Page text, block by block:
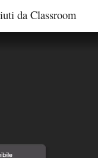
da Classroom